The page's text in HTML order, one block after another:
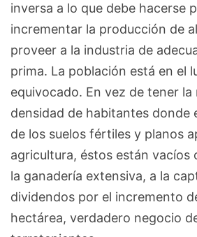
inversa a lo que debe hacerse
incrementar la producción de
proveer a la industria de
prima. La población está en el
equivocado. En vez de tener la
densidad de habitantes donde
de los suelos fértiles y planos
agricultura, éstos están vacíos
la ganadería extensiva, a la
dividendos por el incremento
hectárea, verdadero negocio